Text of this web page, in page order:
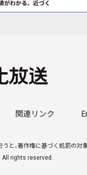
関連リンク
うと、著作権に基づく処罰の対
rights reserved.